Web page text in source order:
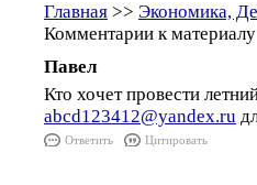
Главная >> Экономика,
Комментарии к материалу
Павел
Кто хочет провести
abcd123412@yandex.ru
Ответить Цитировать